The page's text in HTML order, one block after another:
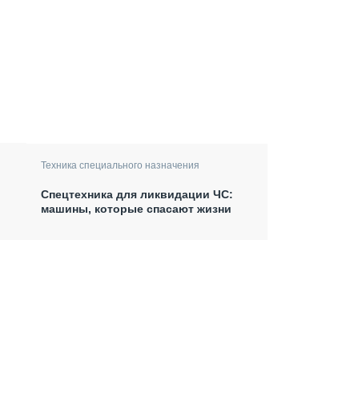
Техника специального назначения
Спецтехника для ликвидации ЧС:
машины, которые спасают жизни